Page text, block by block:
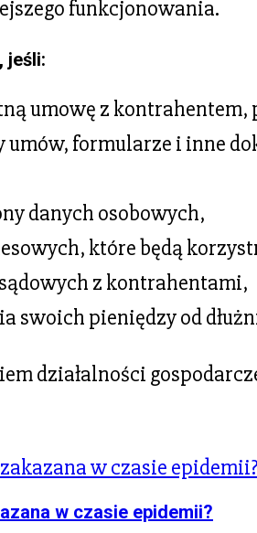
funkcjonowania.
jeśli:
umowę z
formularze i inne
danych osobowych,
które będą
z kontrahentami,
swoich pieniędzy od
działalności
w czasie epidemii?